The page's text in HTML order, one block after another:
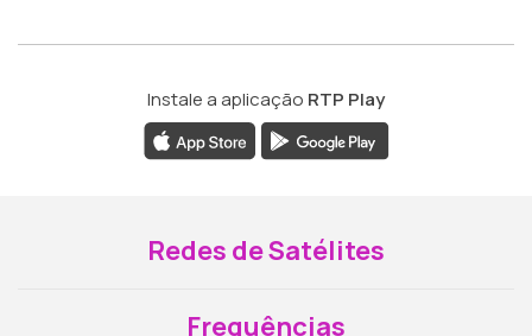
Instale a aplicação RTP Play
Redes de Satélites
Frequências